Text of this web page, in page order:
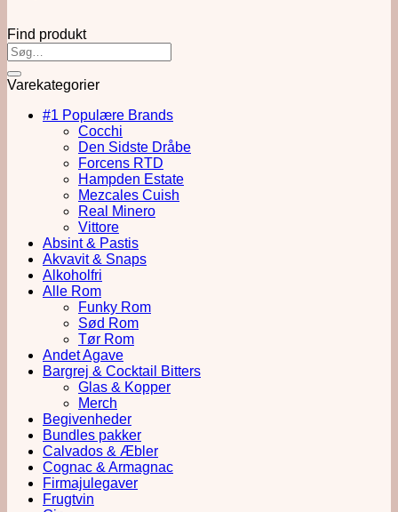
Find produkt
Varekategorier
#1 Populære Brands
Cocchi
Den Sidste Dråbe
Forcens RTD
Hampden Estate
Mezcales Cuish
Real Minero
Vittore
Absint & Pastis
Akvavit & Snaps
Alkoholfri
Alle Rom
Funky Rom
Sød Rom
Tør Rom
Andet Agave
Bargrej & Cocktail Bitters
Glas & Kopper
Merch
Begivenheder
Bundles pakker
Calvados & Æbler
Cognac & Armagnac
Firmajulegaver
Frugtvin